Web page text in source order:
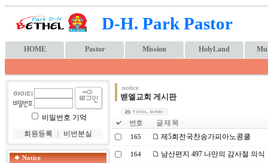
D-H. Park Pastor
HOME Pastor Mission HolyLand
비밀번호 기억
회원등록
비번분실
Notice
notice
벧엘교회 게시판
번호 글 제 목
165 제5회전국찬송가피아노콩쿨
164 남산편지 497 나만의 감사절 의식